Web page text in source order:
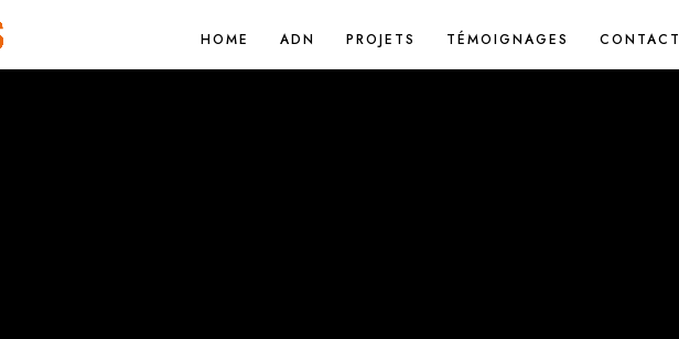
HOME ADN PROJETS TÉMOIGNAGES CONTACT